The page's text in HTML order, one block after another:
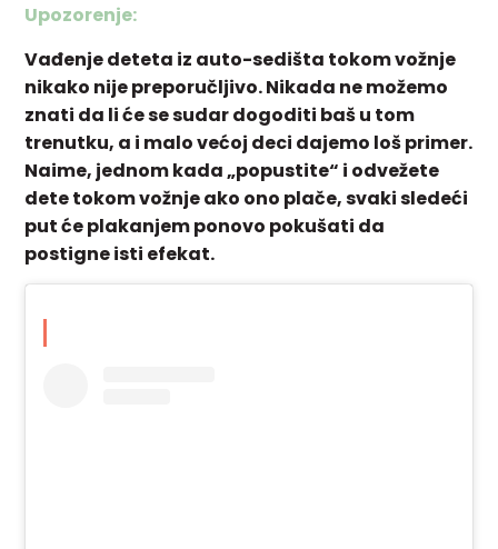
Upozorenje:
Vađenje deteta iz auto-sedišta tokom vožnje
nikako nije preporučljivo. Nikada ne možemo
znati da li će se sudar dogoditi baš u tom
trenutku, a i malo većoj deci dajemo loš primer.
Naime, jednom kada „popustite“ i odvežete
dete tokom vožnje ako ono plače, svaki sledeći
put će plakanjem ponovo pokušati da
postigne isti efekat.